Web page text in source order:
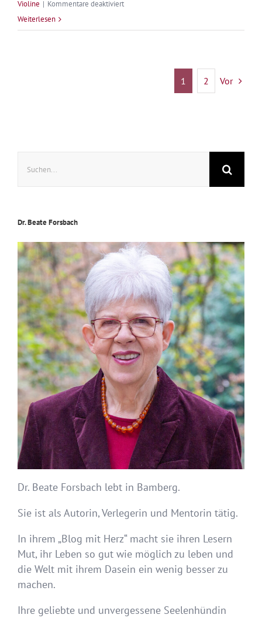
Violine | Kommentare deaktiviertfür
100.
Weiterlesen
1 2 Vor
nach:
Dr. Beate Forsbach
Dr. Beate Forsbach lebt in Bamberg.
Sie ist als Autorin, Verlegerin und Mentorin tätig.
In ihrem „Blog mit Herz“ macht sie ihren Lesern
Mut, ihr Leben so gut wie möglich zu leben und
die Welt mit ihrem Dasein ein wenig besser zu
machen.
Ihre geliebte und unvergessene Seelenhündin